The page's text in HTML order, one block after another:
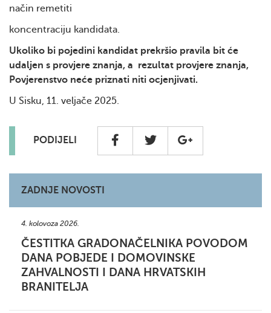
način remetiti
koncentraciju kandidata.
Ukoliko bi pojedini kandidat prekršio pravila bit će
udaljen s provjere znanja, a rezultat provjere znanja,
Povjerenstvo neće priznati niti ocjenjivati.
U Sisku, 11. veljače 2025.
PODIJELI
ZADNJE NOVOSTI
4. kolovoza 2026.
ČESTITKA GRADONAČELNIKA POVODOM
DANA POBJEDE I DOMOVINSKE
ZAHVALNOSTI I DANA HRVATSKIH
BRANITELJA